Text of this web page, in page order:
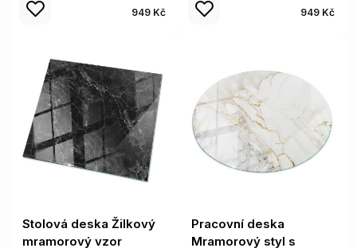
949 Kč 949 Kč
Stolová deska Žilkový
mramorový vzor
Pracovní deska
Mramorový styl s